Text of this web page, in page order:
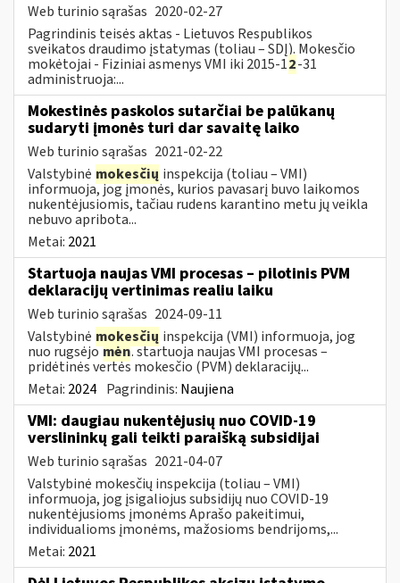
Web turinio sąrašas 2020-02-27
Pagrindinis teisės aktas - Lietuvos Respublikos
sveikatos draudimo įstatymas (toliau – SDĮ). Mokesčio
mokėtojai - Fiziniai asmenys VMI iki 2015-12-31
administruoja:...
Mokestinės paskolos sutarčiai be palūkanų
sudaryti įmonės turi dar savaitę laiko
Web turinio sąrašas 2021-02-22
Valstybinė mokesčių inspekcija (toliau – VMI)
informuoja, jog įmonės, kurios pavasarį buvo laikomos
nukentėjusiomis, tačiau rudens karantino metu jų veikla
nebuvo apribota...
Metai: 2021
Startuoja naujas VMI procesas – pilotinis PVM
deklaracijų vertinimas realiu laiku
Web turinio sąrašas 2024-09-11
Valstybinė mokesčių inspekcija (VMI) informuoja, jog
nuo rugsėjomėn. startuoja naujas VMI procesas –
pridėtinės vertės mokesčio (PVM) deklaracijų...
Metai: 2024 Pagrindinis: Naujiena
VMI: daugiau nukentėjusių nuo COVID-19
verslininkų gali teikti paraišką subsidijai
Web turinio sąrašas 2021-04-07
Valstybinė mokesčių inspekcija (toliau – VMI)
informuoja, jog įsigaliojus subsidijų nuo COVID-19
nukentėjusioms įmonėms Aprašo pakeitimui,
individualioms įmonėms, mažosioms bendrijoms,...
Metai: 2021